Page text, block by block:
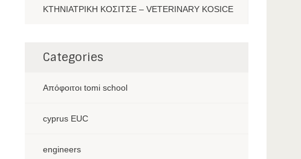
ΚΤΗΝΙΑΤΡΙΚΗ ΚΟΣΙΤΣΕ – VETERINARY KOSICE
Categories
Aπόφοιτοι tomi school
cyprus EUC
engineers